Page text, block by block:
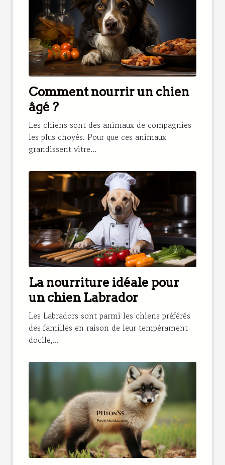
Comment nourrir un chien
âgé ?
Les chiens sont des animaux de compagnies
les plus choyés. Pour que ces animaux
grandissent vitre...
La nourriture idéale pour
un chien Labrador
Les Labradors sont parmi les chiens préférés
des familles en raison de leur tempérament
docile,...